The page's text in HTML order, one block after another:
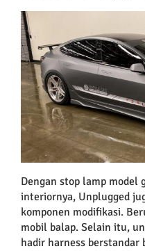
Dengan stop lamp model
interiornya, Unplugged
komponen modifikasi.
mobil balap. Selain itu,
hadir harness berstandar